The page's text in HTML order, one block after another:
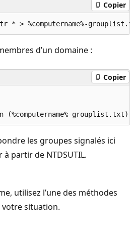
Copier
d’un domaine :
Copier
les groupes signalés ici
partir de NTDSUTIL.
utilisez l’une des méthodes
situation.